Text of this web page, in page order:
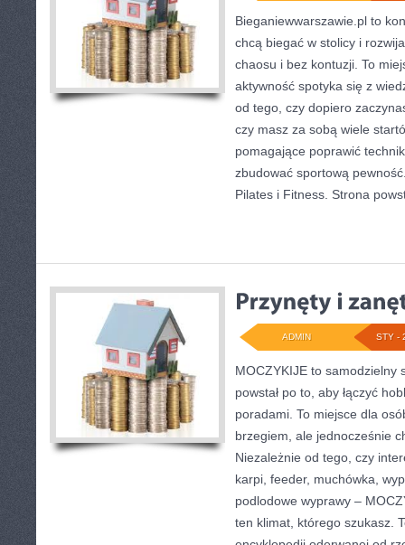
Bieganiewwarszawie.pl to
chcą biegać w stolicy i
chaosu i bez kontuzji. To
aktywność spotyka się z
od tego, czy dopiero
czy masz za sobą wiele
pomagające poprawić
zbudować sportową
Pilates i Fitness. Strona
STY -
ADMIN
MOCZYKIJE to samodzielny
powstał po to, aby łączyć
poradami. To miejsce dla
brzegiem, ale jednocześnie
Niezależnie od tego, czy
karpi, feeder, muchówka,
podlodowe wyprawy –
ten klimat, którego szukasz.